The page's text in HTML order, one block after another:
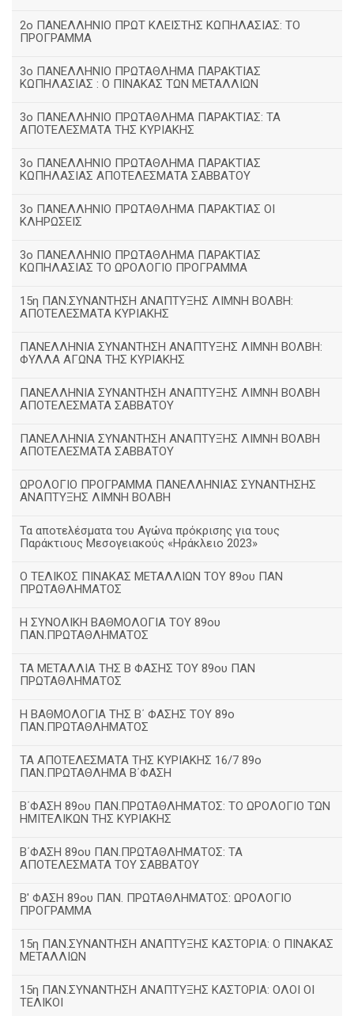
2ο ΠΑΝΕΛΛΗΝΙΟ ΠΡΩΤ ΚΛΕΙΣΤΗΣ ΚΩΠΗΛΑΣΙΑΣ: ΤΟ
ΠΡΟΓΡΑΜΜΑ
3ο ΠΑΝΕΛΛΗΝΙΟ ΠΡΩΤΑΘΛΗΜΑ ΠΑΡΑΚΤΙΑΣ
ΚΩΠΗΛΑΣΙΑΣ : Ο ΠΙΝΑΚΑΣ ΤΩΝ ΜΕΤΑΛΛΙΩΝ
3o ΠΑΝΕΛΛΗΝΙΟ ΠΡΩΤΑΘΛΗΜΑ ΠΑΡΑΚΤΙΑΣ: ΤΑ
ΑΠΟΤΕΛΕΣΜΑΤΑ ΤΗΣ ΚΥΡΙΑΚΗΣ
3ο ΠΑΝΕΛΛΗΝΙΟ ΠΡΩΤΑΘΛΗΜΑ ΠΑΡΑΚΤΙΑΣ
ΚΩΠΗΛΑΣΙΑΣ ΑΠΟΤΕΛΕΣΜΑΤΑ ΣΑΒΒΑΤΟΥ
3ο ΠΑΝΕΛΛΗΝΙΟ ΠΡΩΤΑΘΛΗΜΑ ΠΑΡΑΚΤΙΑΣ ΟΙ
ΚΛΗΡΩΣΕΙΣ
3ο ΠΑΝΕΛΛΗΝΙΟ ΠΡΩΤΑΘΛΗΜΑ ΠΑΡΑΚΤΙΑΣ
ΚΩΠΗΛΑΣΙΑΣ ΤΟ ΩΡΟΛΟΓΙΟ ΠΡΟΓΡΑΜΜΑ
15η ΠΑΝ.ΣΥΝΑΝΤΗΣΗ ΑΝΑΠΤΥΞΗΣ ΛΙΜΝΗ ΒΟΛΒΗ:
ΑΠΟΤΕΛΕΣΜΑΤΑ ΚΥΡΙΑΚΗΣ
ΠΑΝΕΛΛΗΝΙΑ ΣΥΝΑΝΤΗΣΗ ΑΝΑΠΤΥΞΗΣ ΛΙΜΝΗ ΒΟΛΒΗ:
ΦΥΛΛΑ ΑΓΩΝΑ ΤΗΣ ΚΥΡΙΑΚΗΣ
ΠΑΝΕΛΛΗΝΙΑ ΣΥΝΑΝΤΗΣΗ ΑΝΑΠΤΥΞΗΣ ΛΙΜΝΗ ΒΟΛΒΗ
ΑΠΟΤΕΛΕΣΜΑΤΑ ΣΑΒΒΑΤΟΥ
ΠΑΝΕΛΛΗΝΙΑ ΣΥΝΑΝΤΗΣΗ ΑΝΑΠΤΥΞΗΣ ΛΙΜΝΗ ΒΟΛΒΗ
ΑΠΟΤΕΛΕΣΜΑΤΑ ΣΑΒΒΑΤΟΥ
ΩΡΟΛΟΓΙΟ ΠΡΟΓΡΑΜΜΑ ΠΑΝΕΛΛΗΝΙΑΣ ΣΥΝΑΝΤΗΣΗΣ
ΑΝΑΠΤΥΞΗΣ ΛΙΜΝΗ ΒΟΛΒΗ
Τα αποτελέσματα του Αγώνα πρόκρισης για τους
Παράκτιους Μεσογειακούς «Ηράκλειο 2023»
Ο ΤΕΛΙΚΟΣ ΠΙΝΑΚΑΣ ΜΕΤΑΛΛΙΩΝ ΤΟΥ 89ου ΠΑΝ
ΠΡΩΤΑΘΛΗΜΑΤΟΣ
Η ΣΥΝΟΛΙΚΗ ΒΑΘΜΟΛΟΓΙΑ ΤΟΥ 89ου
ΠΑΝ.ΠΡΩΤΑΘΛΗΜΑΤΟΣ
ΤΑ ΜΕΤΑΛΛΙΑ ΤΗΣ Β ΦΑΣΗΣ ΤΟΥ 89ου ΠΑΝ
ΠΡΩΤΑΘΛΗΜΑΤΟΣ
H ΒΑΘΜΟΛΟΓΙΑ ΤΗΣ Β΄ ΦΑΣΗΣ ΤΟΥ 89ο
ΠΑΝ.ΠΡΩΤΑΘΛΗΜΑΤΟΣ
ΤΑ ΑΠΟΤΕΛΕΣΜΑΤΑ ΤΗΣ ΚΥΡΙΑΚΗΣ 16/7 89ο
ΠΑΝ.ΠΡΩΤΑΘΛΗΜΑ Β΄ΦΑΣΗ
Β΄ΦΑΣΗ 89ου ΠΑΝ.ΠΡΩΤΑΘΛΗΜΑΤΟΣ: ΤΟ ΩΡΟΛΟΓΙΟ ΤΩΝ
ΗΜΙΤΕΛΙΚΩΝ ΤΗΣ ΚΥΡΙΑΚΗΣ
Β΄ΦΑΣΗ 89ου ΠΑΝ.ΠΡΩΤΑΘΛΗΜΑΤΟΣ: ΤΑ
ΑΠΟΤΕΛΕΣΜΑΤΑ ΤΟΥ ΣΑΒΒΑΤΟΥ
Β' ΦΑΣΗ 89ου ΠΑΝ. ΠΡΩΤΑΘΛΗΜΑΤΟΣ: ΩΡΟΛΟΓΙΟ
ΠΡΟΓΡΑΜΜΑ
15η ΠΑΝ.ΣΥΝΑΝΤΗΣΗ ΑΝΑΠΤΥΞΗΣ ΚΑΣΤΟΡΙΑ: Ο ΠΙΝΑΚΑΣ
ΜΕΤΑΛΛΙΩΝ
15η ΠΑΝ.ΣΥΝΑΝΤΗΣΗ ΑΝΑΠΤΥΞΗΣ ΚΑΣΤΟΡΙΑ: ΟΛΟΙ ΟΙ
ΤΕΛΙΚΟΙ